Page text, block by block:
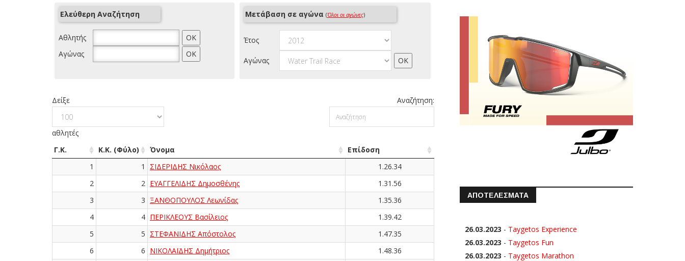
Ελεύθερη Αναζήτηση
Αθλητής
Αγώνας
Μετάβαση σε αγώνα (Όλοι οι αγώνες)
Έτος
Αγώνας
Δείξε
αθλητές
Αναζήτηση:
Γ.Κ. Κ.Κ. (Φύλο) Όνομα
Επίδοση
1
1 ΣΙΔΕΡΙΔΗΣ Νικόλαος
1.26.34
2
2 ΕΥΑΓΓΕΛΙΔΗΣ Δημοσθένης
1.31.56
3
3 ΞΑΝΘΟΠΟΥΛΟΣ Λεωνίδας
1.35.36
4
4 ΠΕΡΙΚΛΕΟΥΣ Βασίλειος
1.39.42
5
5 ΣΤΕΦΑΝΙΔΗΣ Απόστολος
1.47.35
6
6 ΝΙΚΟΛΑΪΔΗΣ Δημήτριος
1.48.36
ΑΠΟΤΕΛΕΣΜΑΤΑ
26.03.2023 - Taygetos Experience
26.03.2023 - Taygetos Fun
26.03.2023 - Taygetos Marathon